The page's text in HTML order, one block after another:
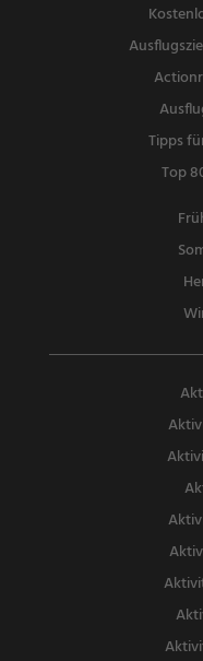
Tipps
Top